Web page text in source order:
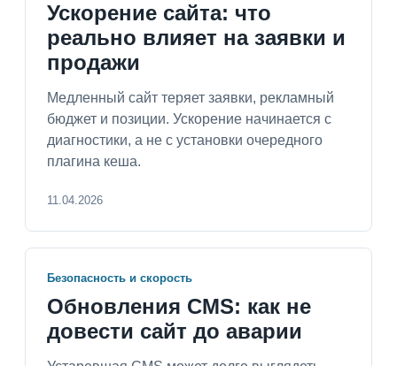
Ускорение сайта: что
реально влияет на заявки и
продажи
Медленный сайт теряет заявки, рекламный
бюджет и позиции. Ускорение начинается с
диагностики, а не с установки очередного
плагина кеша.
11.04.2026
Безопасность и скорость
Обновления CMS: как не
довести сайт до аварии